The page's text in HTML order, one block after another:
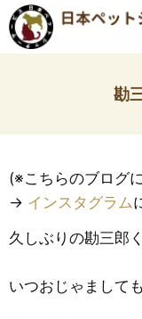
勘
(※こちらのブログ
→ インスタグラム
久しぶりの勘三郎
いつおじゃまして